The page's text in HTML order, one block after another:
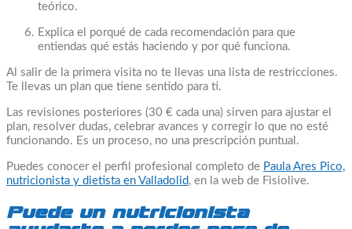
teórico.
Explica el porqué de cada recomendación para que
entiendas qué estás haciendo y por qué funciona.
Al salir de la primera visita no te llevas una lista de restricciones.
Te llevas un plan que tiene sentido para ti.
Las revisiones posteriores (30 € cada una) sirven para ajustar el
plan, resolver dudas, celebrar avances y corregir lo que no esté
funcionando. Es un proceso, no una prescripción puntual.
Puedes conocer el perfil profesional completo de Paula Ares Pico,
nutricionista y dietista en Valladolid, en la web de Fisiolive.
Puede un nutricionista